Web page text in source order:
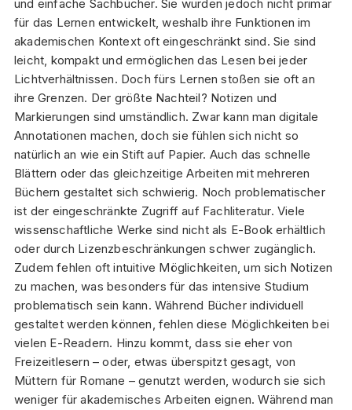
und einfache Sachbücher. Sie wurden jedoch nicht primär
für das Lernen entwickelt, weshalb ihre Funktionen im
akademischen Kontext oft eingeschränkt sind. Sie sind
leicht, kompakt und ermöglichen das Lesen bei jeder
Lichtverhältnissen. Doch fürs Lernen stoßen sie oft an
ihre Grenzen. Der größte Nachteil? Notizen und
Markierungen sind umständlich. Zwar kann man digitale
Annotationen machen, doch sie fühlen sich nicht so
natürlich an wie ein Stift auf Papier. Auch das schnelle
Blättern oder das gleichzeitige Arbeiten mit mehreren
Büchern gestaltet sich schwierig. Noch problematischer
ist der eingeschränkte Zugriff auf Fachliteratur. Viele
wissenschaftliche Werke sind nicht als E-Book erhältlich
oder durch Lizenzbeschränkungen schwer zugänglich.
Zudem fehlen oft intuitive Möglichkeiten, um sich Notizen
zu machen, was besonders für das intensive Studium
problematisch sein kann. Während Bücher individuell
gestaltet werden können, fehlen diese Möglichkeiten bei
vielen E-Readern. Hinzu kommt, dass sie eher von
Freizeitlesern – oder, etwas überspitzt gesagt, von
Müttern für Romane – genutzt werden, wodurch sie sich
weniger für akademisches Arbeiten eignen. Während man